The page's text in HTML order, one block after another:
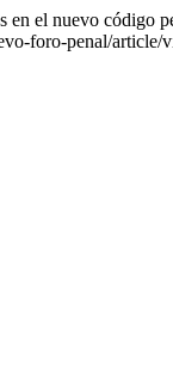
en el nuevo código
foro-penal/